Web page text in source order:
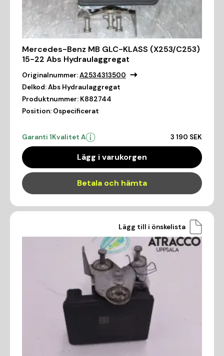
Mercedes-Benz MB GLC-KLASS (X253/C253)
15-22 Abs Hydraulaggregat
Originalnummer:A2534313500
Delkod:Abs Hydraulaggregat
Produktnummer: K882744
Position: Ospecificerat
Garanti 1Kvalitet A 3 190 SEK
Lägg i varukorgen
Betala och hämta
Lägg till i önskelista